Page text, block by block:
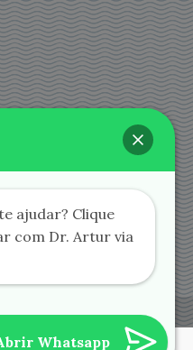
Ceratocone Curitiba
- 2020 ©
desenvolvido porMarketing
Whatsapp
ajudar? Clique
com Dr. Artur via